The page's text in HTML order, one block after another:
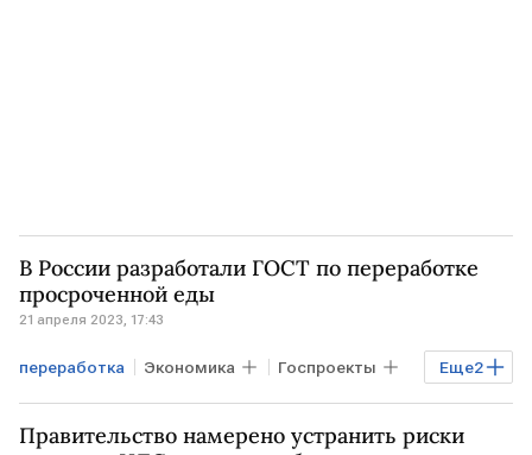
В России разработали ГОСТ по переработке
просроченной еды
21 апреля 2023, 17:43
Еще2
переработка Экономика Госпроекты
РОССИЯ ГОСТ
Правительство намерено устранить риски